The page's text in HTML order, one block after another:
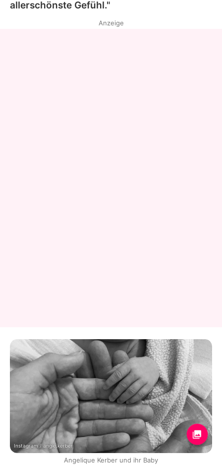
allerschönste Gefühl."
Anzeige
Instagram / angie.kerber
Angelique Kerber und ihr Baby